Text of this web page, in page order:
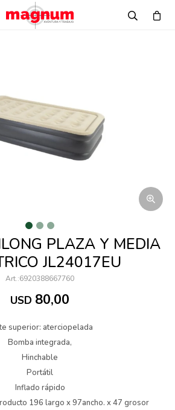
PLAZA Y MEDIA
JL24017EU
6920388667760
USD 80,00
superior: aterciopelada
Bomba integrada,
Hinchable
Portátil
Inflado rápido
196 largo x 97ancho. x 47 grosor